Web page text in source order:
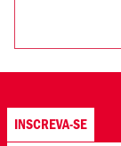
INSCREVA-SE